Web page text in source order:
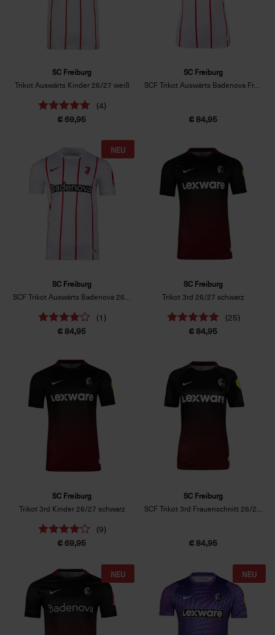
SC Freiburg
Trikot Auswärts Kinder 26/27 weiß
(4)
€ 69,95
SC Freiburg
SCF Trikot Auswärts Badenova Frauenschnitt 26/27
€ 84,95
SC Freiburg
SCF Trikot Auswärts Badenova 26/27 weiß
(1)
€ 84,95
NEU
SC Freiburg
Trikot 3rd 26/27 schwarz
(25)
€ 84,95
SC Freiburg
Trikot 3rd Kinder 26/27 schwarz
(9)
€ 69,95
SC Freiburg
SCF Trikot 3rd Frauenschnitt 26/27 schwarz
€ 84,95
NEU NEU